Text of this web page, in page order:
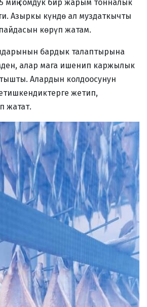
миң сомдук бир жарым тонналык
Азыркы күндө ал муздаткычты
көрүп жатам.
бардык талаптырына
алар мага ишенип каржылык
Алардын колдоосунун
жетип,
жатат.